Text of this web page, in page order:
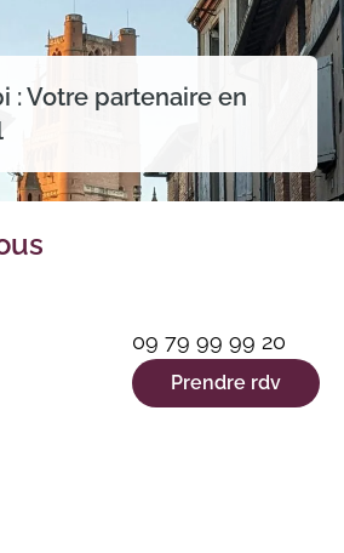
: Votre partenaire en
09 79 99 99 20
Prendre rdv